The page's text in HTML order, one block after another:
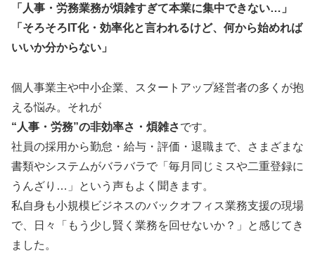
「人事・労務業務が煩雑すぎて本業に集中できない…」
「そろそろIT化・効率化と言われるけど、何から始めれば
いいか分からない」
個人事業主や中小企業、スタートアップ経営者の多くが抱
える悩み。それが
“人事・労務”の非効率さ・煩雑さです。
社員の採用から勤怠・給与・評価・退職まで、さまざまな
書類やシステムがバラバラで「毎月同じミスや二重登録に
うんざり…」という声もよく聞きます。
私自身も小規模ビジネスのバックオフィス業務支援の現場
で、日々「もう少し賢く業務を回せないか？」と感じてき
ました。